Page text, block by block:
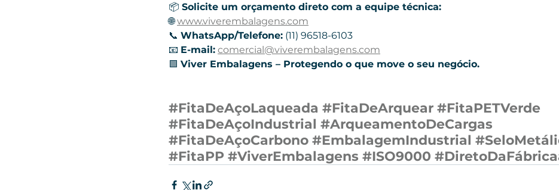
📦 Solicite um orçamento direto com a equipe técnica:
🌐 www.viverembalagens.com
📞 WhatsApp/Telefone: (11) 96518-6103
📧 E-mail: comercial@viverembalagens.com
🟩 Viver Embalagens – Protegendo o que move o seu negócio.
#FitaDeAçoLaqueada #FitaDeArquear #FitaPETVerde
#FitaDeAçoIndustrial #ArqueamentoDeCargas
#FitaDeAçoCarbono #EmbalagemIndustrial
#FitaPP #ViverEmbalagens #ISO9000